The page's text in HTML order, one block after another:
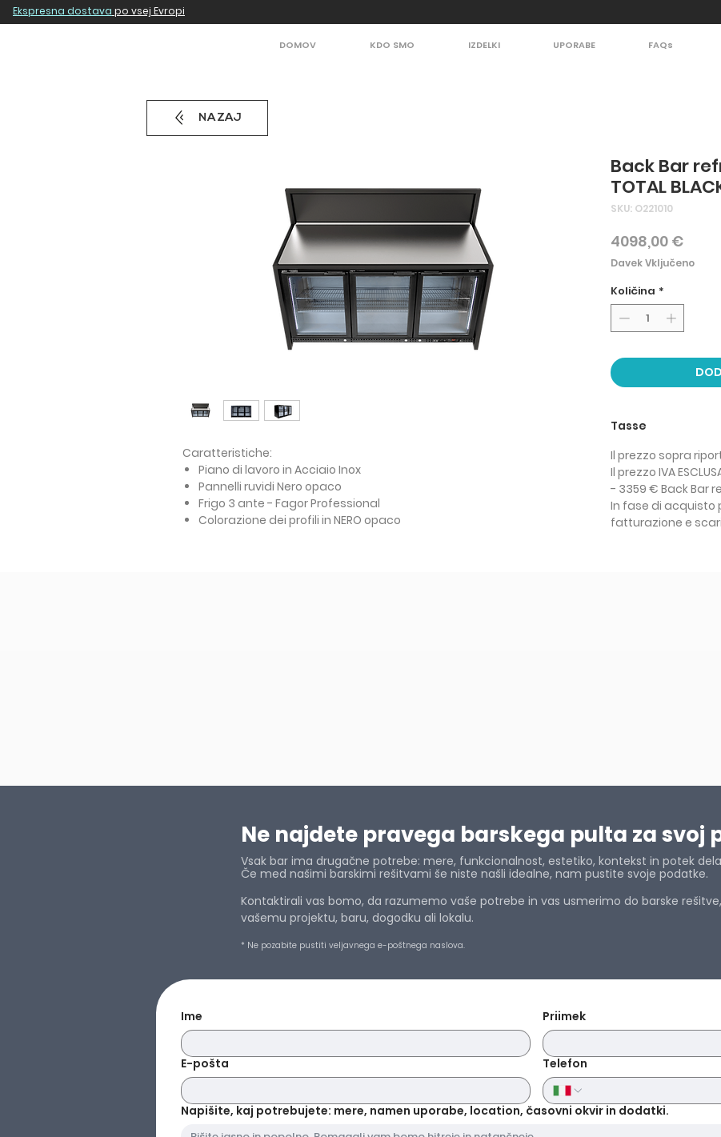
Ekspresna dostava po vsej Evropi
DOMOV KDO SMO IZDELKI UPORABE FAQs
NAZAJ
Caratteristiche:
Piano di lavoro in Acciaio Inox
Pannelli ruvidi Nero opaco
Frigo 3 ante - Fagor Professional
Colorazione dei profili in NERO opaco
Back Bar
TOTAL
SKU: O221010
4098,00 €Price
Davek Vključeno
Količina *
Tasse
Il prezzo sopra
Il prezzo IVA
- 3359 € Back Bar
In fase di acquisto
fatturazione e
Ne najdete pravega barskega pulta za svoj
Vsak bar ima drugačne potrebe: mere, funkcionalnost, estetiko, kontekst in potek
Če med našimi barskimi rešitvami še niste našli idealne, nam pustite svoje podatke.
Kontaktirali vas bomo, da razumemo vaše potrebe in vas usmerimo do barske
vašemu projektu, baru, dogodku ali lokalu.
* Ne pozabite pustiti veljavnega e-poštnega naslova.
Ime Priimek
E-pošta Telefon
Napišite, kaj potrebujete: mere, namen uporabe, location, časovni okvir in dodatki.